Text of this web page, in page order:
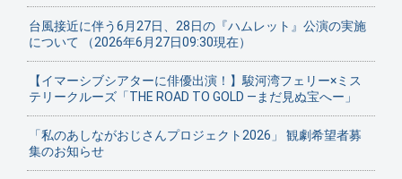
台風接近に伴う6月27日、28日の『ハムレット』公演の実施
について （2026年6月27日09:30現在）
【イマーシブシアターに俳優出演！】駿河湾フェリー×ミス
テリークルーズ「THE ROAD TO GOLD ―まだ見ぬ宝へー」
「私のあしながおじさんプロジェクト2026」 観劇希望者募
集のお知らせ